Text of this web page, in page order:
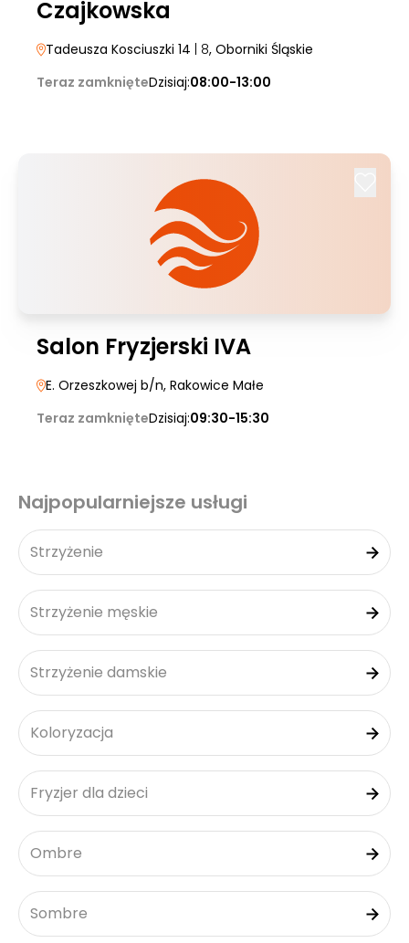
Czajkowska
Tadeusza Kosciuszki 14 | 8, Oborniki Śląskie
Teraz zamknięteDzisiaj:08:00-13:00
Salon Fryzjerski IVA
E. Orzeszkowej b/n, Rakowice Małe
Teraz zamknięteDzisiaj:09:30-15:30
Najpopularniejsze usługi
Strzyżenie
Strzyżenie męskie
Strzyżenie damskie
Koloryzacja
Fryzjer dla dzieci
Ombre
Sombre